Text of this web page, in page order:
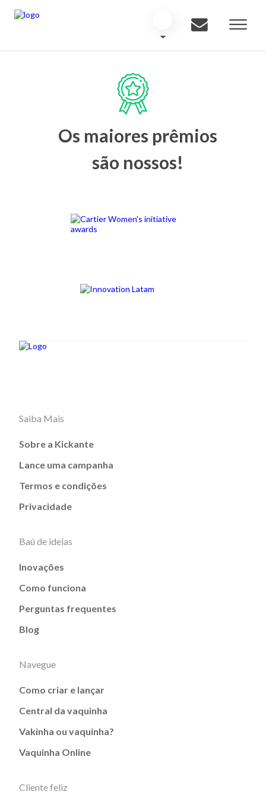
Os maiores prêmios
são nossos!
Saiba Mais
Sobre a Kickante
Lance uma campanha
Termos e condições
Privacidade
Baú de ideias
Inovações
Como funciona
Perguntas frequentes
Blog
Navegue
Como criar e lançar
Central da vaquinha
Vakinha ou vaquinha?
Vaquinha Online
Cliente feliz